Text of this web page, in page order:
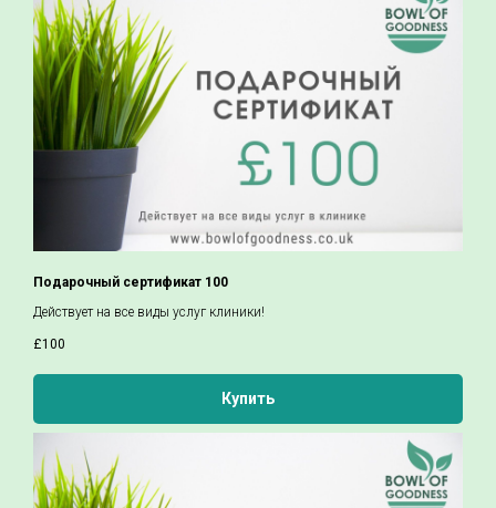
Подарочный сертификат 100
Действует на все виды услуг клиники!
£100
Купить